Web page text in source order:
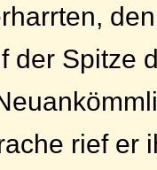
der Spitze
rief er